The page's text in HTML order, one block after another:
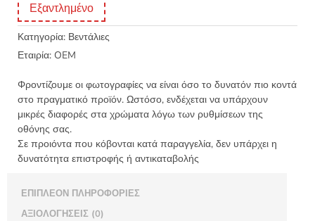
Εξαντλημένο
Κατηγορία: Βεντάλιες
Εταιρία: OEM
Φροντίζουμε οι φωτογραφίες να είναι όσο το δυνατόν πιο κοντά
στο πραγματικό προϊόν. Ωστόσο, ενδέχεται να υπάρχουν
μικρές διαφορές στα χρώματα λόγω των ρυθμίσεων της
οθόνης σας.
Σε προιόντα που κόβονται κατά παραγγελία, δεν υπάρχει η
δυνατότητα επιστροφής ή αντικαταβολής
ΕΠΙΠΛΈΟΝ ΠΛΗΡΟΦΟΡΊΕΣ
ΑΞΙΟΛΟΓΉΣΕΙΣ (0)